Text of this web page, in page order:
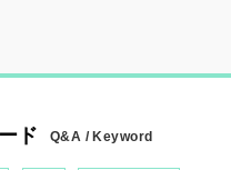
ド Q&A / Keyword